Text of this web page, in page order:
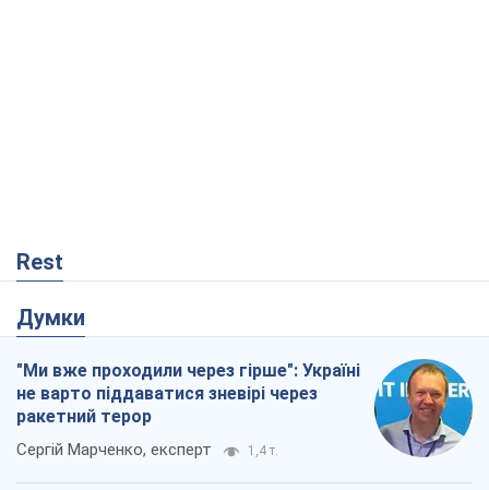
Rest
Думки
"Ми вже проходили через гірше": Україні
не варто піддаватися зневірі через
ракетний терор
Сергій Марченко, експерт 1,4 т.